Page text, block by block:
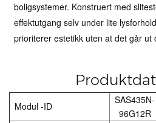
boligsystemer. Konstruert med
effektutgang selv under lite
prioriterer estetikk uten at det går ut
Modul -ID
SAS435N-
96G12R